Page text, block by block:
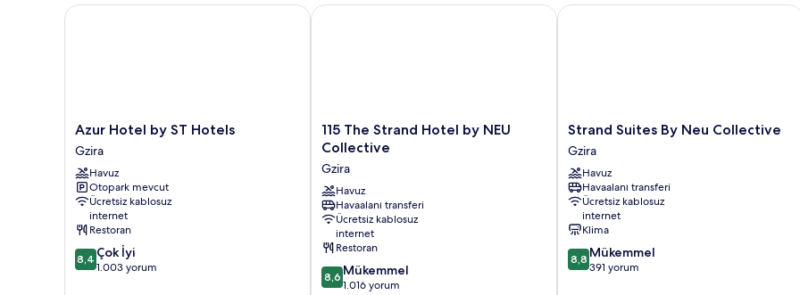
(with
detay
Azur
Hotel
by
ST
Hotels
Gzira
Azur Hotel by ST Hotels
Gzira
Havuz
Otopark mevcut
Ücretsiz kablosuz
internet
Restoran
10
üzerinden
8,4 Çok İyi
1.003 yorum
Azur Hotel by ST Hotels
115
The
Hotel
by
NEU
Collective
Gzira
115 The Strand Hotel by NEU
Collective
Gzira
Havuz
Havaalanı transferi
Ücretsiz kablosuz
internet
Restoran
10
üzerinden
8,6 Mükemmel
1.016 yorum
115 The Strand Hotel by NEU Collective
Strand
Suites
By
Neu
Collective
Gzira
Strand Suites By Neu Collective
Gzira
Havuz
Havaalanı transferi
Ücretsiz kablosuz
internet
Klima
10
üzerinden
8,8 Mükemmel
391 yorum
Strand Suites By Neu Collective